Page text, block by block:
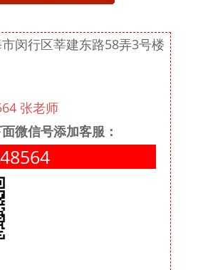
闵行区莘建东路58弄3号楼
张老师
微信号添加客服：